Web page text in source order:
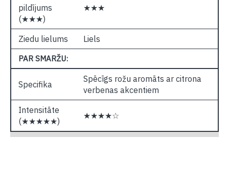
pildījums
(★★★)
★★★
Ziedu lielums Liels
PAR SMARŽU:
Specifika
Spēcīgs rožu aromāts ar citrona
verbenas akcentiem
Intensitāte
(★★★★★)
★★★★☆